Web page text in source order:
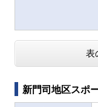
表
新門司地区スポ